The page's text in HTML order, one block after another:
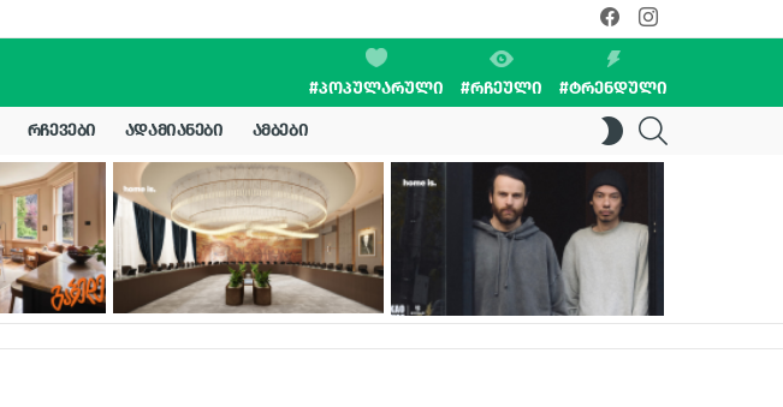
facebookinstagram
#ᲞᲝᲞᲣᲚᲐᲠᲣᲚᲘ #ᲠᲩᲔᲣᲚᲘ #ᲢᲠᲔᲜᲓᲣᲚᲘ
ᲠᲩᲔᲕᲔᲑᲘ ᲐᲓᲐᲛᲘᲐᲜᲔᲑᲘ ᲐᲛᲑᲔᲑᲘ
SWITCH
SKIN